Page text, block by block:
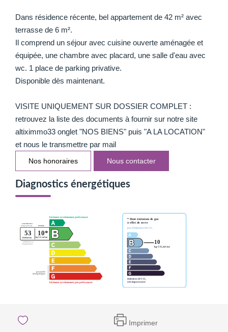
Dans résidence récente, bel appartement de 42 m² avec
terrasse de 6 m².
Il comprend un séjour avec cuisine ouverte aménagée et
équipée, une chambre avec placard, une salle d'eau avec
wc. 1 place de parking privative.
Disponible dès maintenant.
VISITE UNIQUEMENT SUR DOSSIER COMPLET :
retrouvez la liste des documents à fournir sur notre site
altiximmo33 onglet "NOS BIENS" puis "A LA LOCATION"
et nous le transmettre par mail
Nos honoraires Nous contacter
Diagnostics énergétiques
Imprimer